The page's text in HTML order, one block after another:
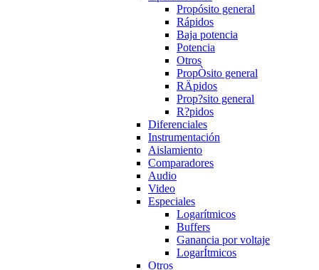
Propósito general
Rápidos
Baja potencia
Potencia
Otros
PropÒsito general
RÄpidos
Prop?sito general
R?pidos
Diferenciales
Instrumentación
Aislamiento
Comparadores
Audio
Video
Especiales
Logarítmicos
Buffers
Ganancia por voltaje
LogarÍtmicos
Otros